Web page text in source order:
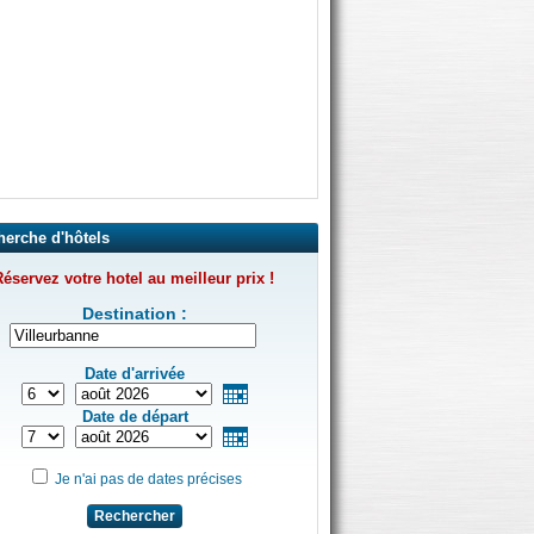
d'hôtels
votre hotel au meilleur prix !
Destination :
Date d'arrivée
Date de départ
Je n'ai pas de dates précises
Rechercher